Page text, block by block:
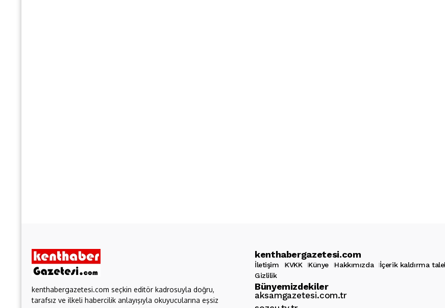
kenthabergazetesi.com seçkin editör kadrosuyla doğru,
tarafsız ve ilkeli habercilik anlayışıyla okuyucularına eşsiz
kenthabergazetesi.com
İletişim KVKK Künye Hakkımızda
İçerik kaldırma
Gizlilik
Bünyemizdekiler
aksamgazetesi.com.tr